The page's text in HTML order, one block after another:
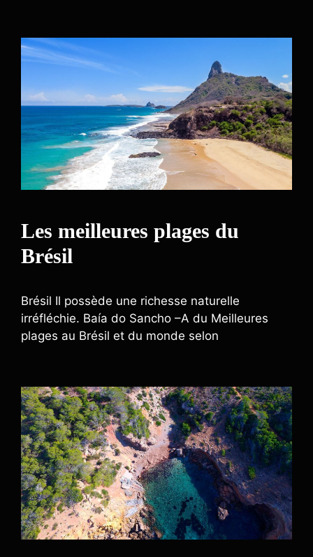
Les meilleures plages du
Brésil
Brésil Il possède une richesse naturelle
irréfléchie. Baía do Sancho –A du Meilleures
plages au Brésil et du monde selon